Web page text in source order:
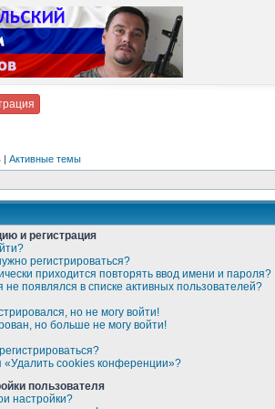
| Активные темы
и регистрация
регистрироваться?
приходится повторять ввод имени и пароля?
не появлялся в списке активных пользователей?
но не могу войти!
но больше не могу войти!
«Удалить cookies конференции»?
пользователя
настройки?